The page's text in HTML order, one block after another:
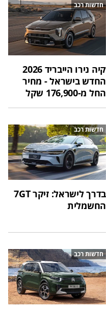
חדשות רכב
קיה נירו הייבריד 2026
החדש בישראל - מחיר
החל מ-176,900 שקל
חדשות רכב
בדרך לישראל: זיקר 7GT
החשמלית
חדשות רכב